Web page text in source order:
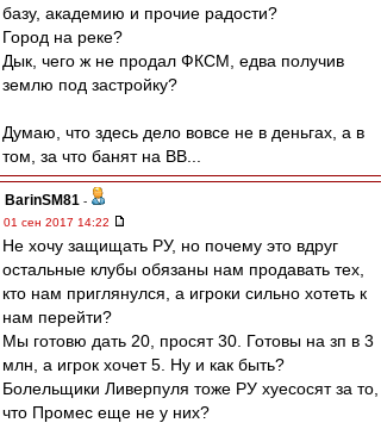
базу, академию и прочие радости?
Город на реке?
Дык, чего ж не продал ФКСМ, едва получив
землю под застройку?
Думаю, что здесь дело вовсе не в деньгах, а в
том, за что банят на ВВ...
BarinSM81 -
01 сен 2017 14:22
Не хочу защищать РУ, но почему это вдруг
остальные клубы обязаны нам продавать тех,
кто нам приглянулся, а игроки сильно хотеть к
нам перейти?
Мы готовю дать 20, просят 30. Готовы на зп в 3
млн, а игрок хочет 5. Ну и как быть?
Болельщики Ливерпуля тоже РУ хуесосят за то,
что Промес еще не у них?